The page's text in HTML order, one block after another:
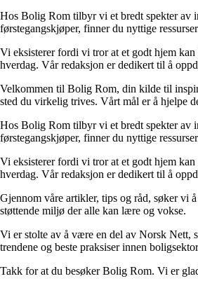
Hos Bolig Rom tilbyr vi et bredt spekter av
førstegangskjøper, finner du nyttige
Vi eksisterer fordi vi tror at et godt hjem
hverdag. Vår redaksjon er dedikert til å
Velkommen til Bolig Rom, din kilde til
sted du virkelig trives. Vårt mål er å hjelpe
Hos Bolig Rom tilbyr vi et bredt spekter av
førstegangskjøper, finner du nyttige
Vi eksisterer fordi vi tror at et godt hjem
hverdag. Vår redaksjon er dedikert til å
Gjennom våre artikler, tips og råd, søker vi
støttende miljø der alle kan lære og vokse.
Vi er stolte av å være en del av Norsk Nett,
trendene og beste praksiser innen
Takk for at du besøker Bolig Rom. Vi er